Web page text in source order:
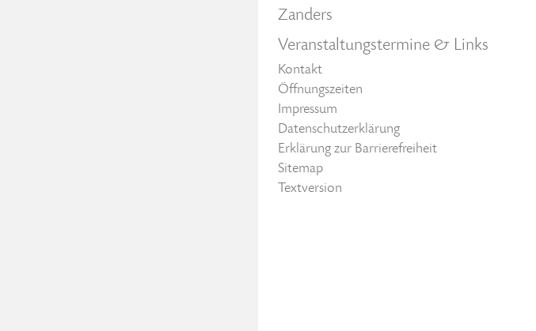
Zanders
Veranstaltungstermine & Links
Kontakt
Öffnungszeiten
Impressum
Datenschutzerklärung
Erklärung zur Barrierefreiheit
Sitemap
Textversion